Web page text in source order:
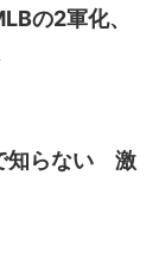
の2軍化、
知らない 激